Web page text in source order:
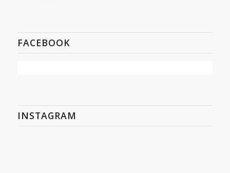
FACEBOOK
INSTAGRAM